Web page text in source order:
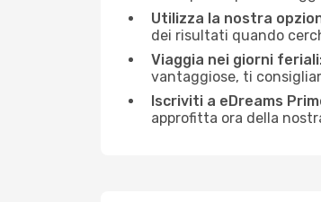
Utilizza la nostra
dei risultati quando
Viaggia nei giorni
vantaggiose, ti
Iscriviti a eDreams
approfitta ora della